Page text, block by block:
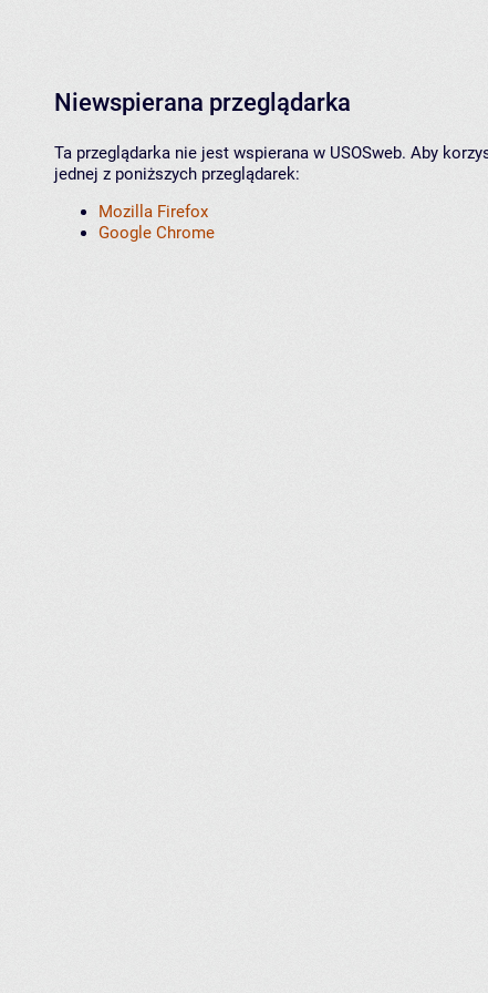
Niewspierana przeglądarka
Ta przeglądarka nie jest wspierana w USOSweb. Aby
jednej z poniższych przeglądarek:
Mozilla Firefox
Google Chrome